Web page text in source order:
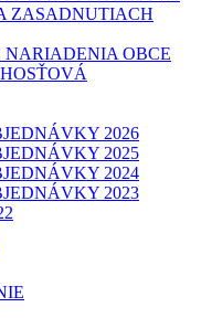
ZASADNUTIACH
OBCE
2026
2025
2024
2023